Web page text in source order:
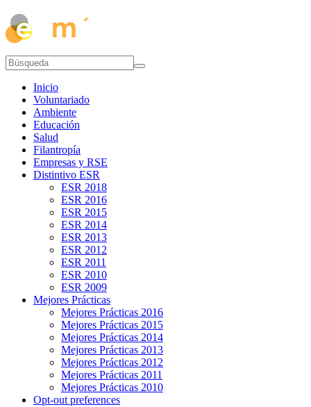
Inicio
Voluntariado
Ambiente
Educación
Salud
Filantropía
Empresas y RSE
Distintivo ESR
ESR 2018
ESR 2016
ESR 2015
ESR 2014
ESR 2013
ESR 2012
ESR 2011
ESR 2010
ESR 2009
Mejores Prácticas
Mejores Prácticas 2016
Mejores Prácticas 2015
Mejores Prácticas 2014
Mejores Prácticas 2013
Mejores Prácticas 2012
Mejores Prácticas 2011
Mejores Prácticas 2010
Opt-out preferences